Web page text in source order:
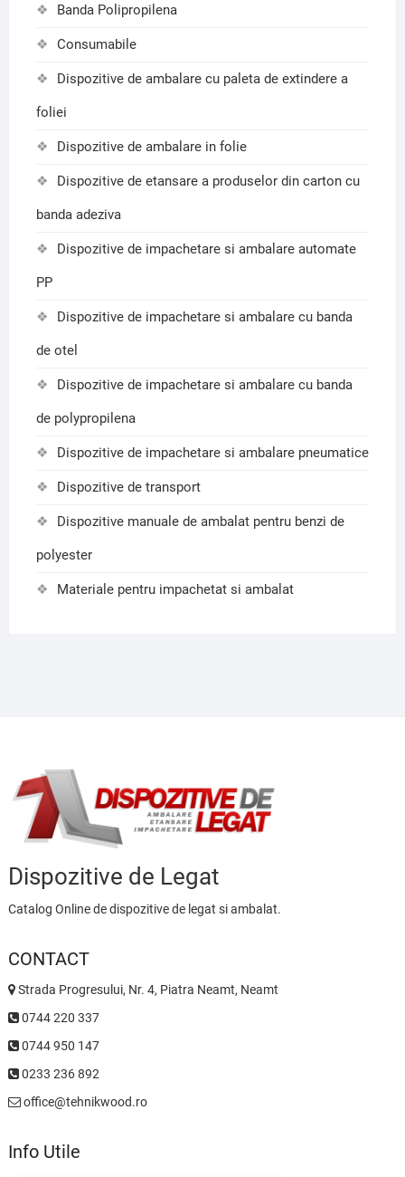
Banda Polipropilena
Consumabile
Dispozitive de ambalare cu paleta de extindere a
foliei
Dispozitive de ambalare in folie
Dispozitive de etansare a produselor din carton cu
banda adeziva
Dispozitive de impachetare si ambalare automate
PP
Dispozitive de impachetare si ambalare cu banda
de otel
Dispozitive de impachetare si ambalare cu banda
de polypropilena
Dispozitive de impachetare si ambalare pneumatice
Dispozitive de transport
Dispozitive manuale de ambalat pentru benzi de
polyester
Materiale pentru impachetat si ambalat
Dispozitive de Legat
Catalog Online de dispozitive de legat si ambalat.
CONTACT
Strada Progresului, Nr. 4, Piatra Neamt, Neamt
0744 220 337
0744 950 147
0233 236 892
office@tehnikwood.ro
Info Utile